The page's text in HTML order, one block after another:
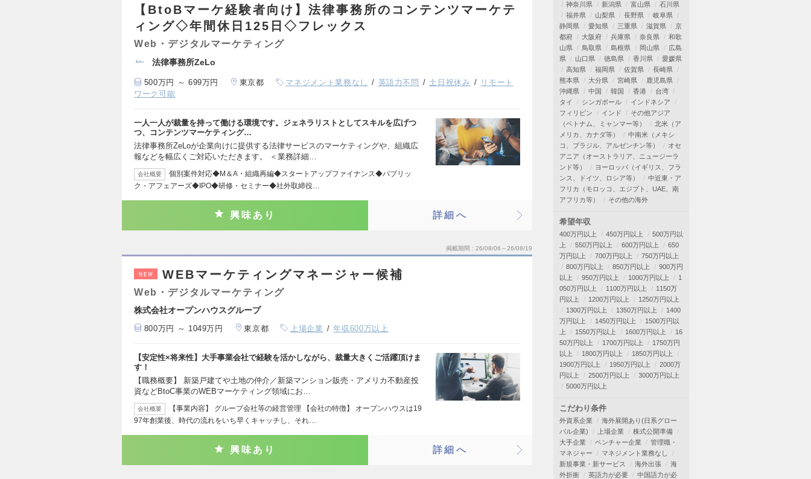
【BtoBマーケ経験者向け】法律事務所のコンテンツマーケテ
ィング◇年間休日125日◇フレックス
Web・デジタルマーケティング
法律事務所ZeLo
500万円 ～ 699万円 東京都 マネジメント業務なし 英語力不問 土日祝休み
リモート
ワーク可能
一人一人が裁量を持って働ける環境です。ジェネラリストとしてスキルを広げつ
つ、コンテンツマーケティング…
法律事務所ZeLoが企業向けに提供する法律サービスのマーケティングや、組織広
報などを幅広くご対応いただきます。 ＜業務詳細…
会社概要
個別案件対応◆M＆A・組織再編◆スタートアップファイナンス◆パブリッ
ク・アフェアーズ◆IPO◆研修・セミナー◆社外取締役…
興味あり 詳細へ
掲載期間 26/08/06～26/08/19
NEW WEBマーケティングマネージャー候補
Web・デジタルマーケティング
株式会社オープンハウスグループ
800万円 ～ 1049万円 東京都 上場企業 年収600万以上
【安定性×将来性】大手事業会社で経験を活かしながら、裁量大きくご活躍頂けま
す！
【職務概要】 新築戸建てや土地の仲介／新築マンション販売・アメリカ不動産投
資などBtoC事業のWEBマーケティング領域にお…
会社概要
【事業内容】 グループ会社等の経営管理 【会社の特徴】 オープンハウスは19
97年創業後、時代の流れをいち早くキャッチし、それ…
興味あり 詳細へ
神奈川県
新潟県 富山県
石川県
福井県
山梨県 長野県
岐阜県
静岡県
愛知県 三重県 滋賀県
京
都府
大阪府 兵庫県 奈良県
和歌
山県
鳥取県 島根県 岡山県
広島
県
山口県 徳島県 香川県
愛媛県
高知県
福岡県 佐賀県
長崎県
熊本県
大分県 宮崎県
鹿児島県
沖縄県
中国 韓国 香港
台湾
タイ
シンガポール
インドネシア
フィリピン
インド
その他アジア
（ベトナム、ミャンマー等）
北米（ア
メリカ、カナダ等）
中南米（メキシ
コ、ブラジル、アルゼンチン等）
オセ
アニア（オーストラリア、ニュージーラ
ンド等）
ヨーロッパ（イギリス、フラ
ンス、ドイツ、ロシア等）
中近東・ア
フリカ（モロッコ、エジプト、UAE、南
アフリカ等）
その他の海外
希望年収
400万円以上 450万円以上
500万円以
上
550万円以上 600万円以上
650
万円以上
700万円以上
750万円以上
800万円以上
850万円以上
900万円
以上
950万円以上 1000万円以上
1
050万円以上
1100万円以上
1150万
円以上
1200万円以上
1250万円以上
1300万円以上
1350万円以上
1400
万円以上
1450万円以上
1500万円以
上
1550万円以上 1600万円以上
16
50万円以上
1700万円以上
1750万円
以上
1800万円以上
1850万円以上
1900万円以上
1950万円以上
2000万
円以上
2500万円以上
3000万円以上
5000万円以上
こだわり条件
外資系企業
海外展開あり(日系グロー
バル企業)
上場企業
株式公開準備
大手企業
ベンチャー企業
管理職・
マネジャー
マネジメント業務なし
新規事業・新サービス
海外出張
海
外折衝
英語力が必要
中国語力が必